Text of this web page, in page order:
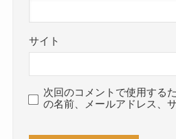
サイト
次回のコメントで使用する
の名前、メールアドレス、